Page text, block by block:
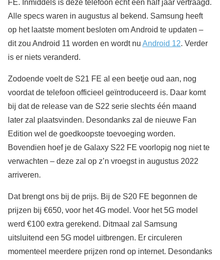
FE. Inmiddels is deze telefoon echt een half jaar vertraagd.
Alle specs waren in augustus al bekend. Samsung heeft
op het laatste moment besloten om Android te updaten –
dit zou Android 11 worden en wordt nu Android 12. Verder
is er niets veranderd.
Zodoende voelt de S21 FE al een beetje oud aan, nog
voordat de telefoon officieel geïntroduceerd is. Daar komt
bij dat de release van de S22 serie slechts één maand
later zal plaatsvinden. Desondanks zal de nieuwe Fan
Edition wel de goedkoopste toevoeging worden.
Bovendien hoef je de Galaxy S22 FE voorlopig nog niet te
verwachten – deze zal op z’n vroegst in augustus 2022
arriveren.
Dat brengt ons bij de prijs. Bij de S20 FE begonnen de
prijzen bij €650, voor het 4G model. Voor het 5G model
werd €100 extra gerekend. Ditmaal zal Samsung
uitsluitend een 5G model uitbrengen. Er circuleren
momenteel meerdere prijzen rond op internet. Desondanks